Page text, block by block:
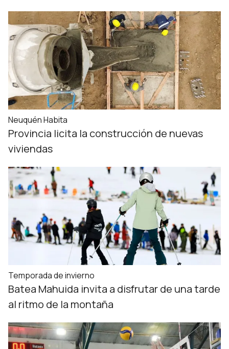
Neuquén Habita
Provincia licita la construcción de nuevas
viviendas
Temporada de invierno
Batea Mahuida invita a disfrutar de una tarde
al ritmo de la montaña